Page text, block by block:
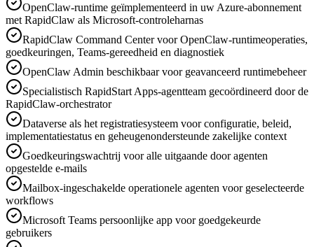
OpenClaw-runtime geïmplementeerd in uw Azure-abonnement
met RapidClaw als Microsoft-controleharnas
RapidClaw Command Center voor OpenClaw-runtimeoperaties,
goedkeuringen, Teams-gereedheid en diagnostiek
OpenClaw Admin beschikbaar voor geavanceerd runtimebeheer
Specialistisch RapidStart Apps-agentteam gecoördineerd door de
RapidClaw-orchestrator
Dataverse als het registratiesysteem voor configuratie, beleid,
implementatiestatus en geheugenondersteunde zakelijke context
Goedkeuringswachtrij voor alle uitgaande door agenten
opgestelde e-mails
Mailbox-ingeschakelde operationele agenten voor geselecteerde
workflows
Microsoft Teams persoonlijke app voor goedgekeurde
gebruikers